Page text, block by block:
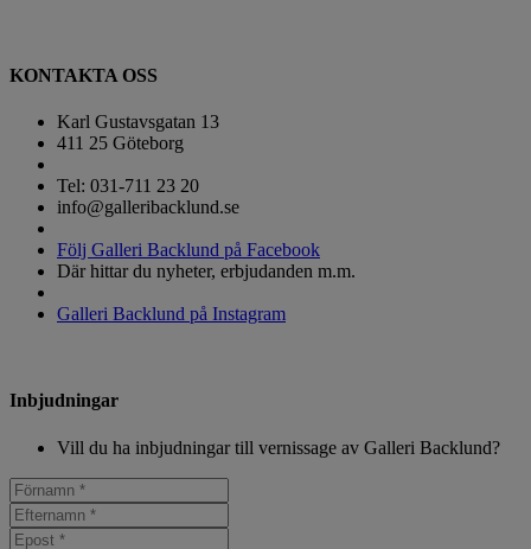
KONTAKTA OSS
Karl Gustavsgatan 13
411 25 Göteborg
Tel: 031-711 23 20
info@galleribacklund.se
Följ Galleri Backlund på Facebook
Där hittar du nyheter, erbjudanden m.m.
Galleri Backlund på Instagram
Inbjudningar
Vill du ha inbjudningar till vernissage av Galleri Backlund?